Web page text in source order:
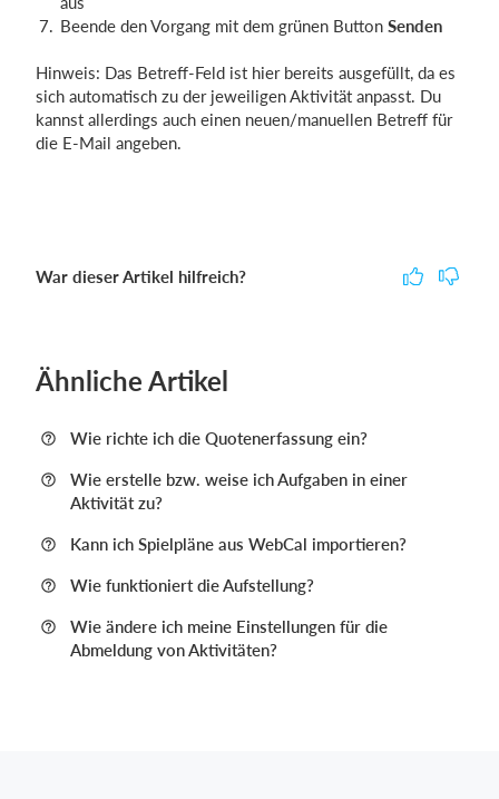
Beende den Vorgang mit dem grünen Button Senden
Hinweis: Das Betreff-Feld ist hier bereits ausgefüllt, da es
sich automatisch zu der jeweiligen Aktivität anpasst. Du
kannst allerdings auch einen neuen/manuellen Betreff für
die E-Mail angeben.
War dieser Artikel hilfreich?
Ähnliche Artikel
Wie richte ich die Quotenerfassung ein?
Wie erstelle bzw. weise ich Aufgaben in einer
Aktivität zu?
Kann ich Spielpläne aus WebCal importieren?
Wie funktioniert die Aufstellung?
Wie ändere ich meine Einstellungen für die
Abmeldung von Aktivitäten?